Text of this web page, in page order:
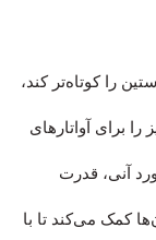
را کوتاه‌تر کند،
برای آواتارهای
آنی، قدرت
کمک می‌کند تا با